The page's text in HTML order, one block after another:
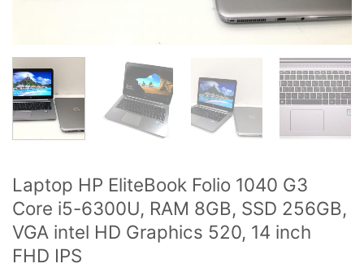
Laptop HP EliteBook Folio 1040 G3
Core i5-6300U, RAM 8GB, SSD 256GB,
VGA intel HD Graphics 520, 14 inch
FHD IPS